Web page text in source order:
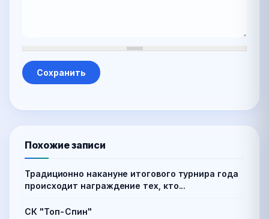
Похожие записи
Традиционно накануне итогового турнира года
происходит награждение тех, кто...
СК "Топ-Спин"